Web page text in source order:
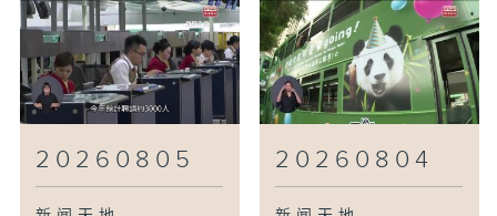
20260805 20260804